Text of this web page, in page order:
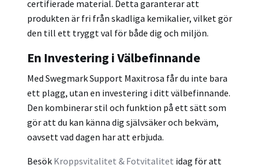
certifierade material. Detta garanterar att
produkten är fri från skadliga kemikalier, vilket gör
den till ett tryggt val för både dig och miljön.
En Investering i Välbefinnande
Med Swegmark Support Maxitrosa får du inte bara
ett plagg, utan en investering i ditt välbefinnande.
Den kombinerar stil och funktion på ett sätt som
gör att du kan känna dig självsäker och bekväm,
oavsett vad dagen har att erbjuda.
Besök Kroppsvitalitet & Fotvitalitet idag för att